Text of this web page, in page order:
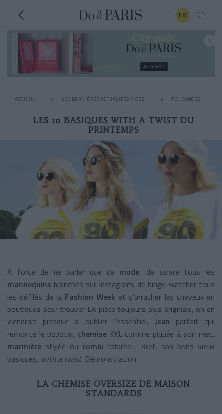
FR
ACCUEIL LES DERNIÈRES ACTUALITÉS MODE TENDANCES
LES 10 BASIQUES WITH A TWIST DU
PRINTEMPS
À force de ne parler que de mode, de suivre tous les
mannequins branchés sur Instagram, de binge-watcher tous
les défilés de la Fashion Week et s’arracher les cheveux en
boutiques pour trouver LA pièce toujours plus originale, on en
viendrait presque à oublier l’essentiel. Jean parfait qui
remonte le popotin, chemise XXL comme piquée à son mec,
marinière stylée ou combi colorée… Bref, nos bons vieux
basiques, with a twist. Démonstration.
LA CHEMISE OVERSIZE DE MAISON
STANDARDS